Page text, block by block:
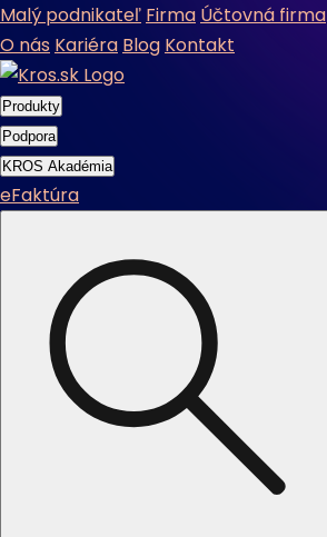
Malý podnikateľ Firma Účtovná firma
O nás Kariéra Blog Kontakt
Produkty
Podpora
KROS Akadémia
eFaktúra